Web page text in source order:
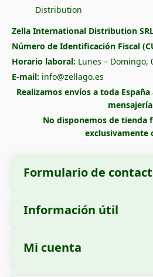
Zella International Distribution
Número de Identificación Fiscal
Horario laboral: Lunes – Domingo,
E-mail: info@zellago.es
Realizamos envíos a toda
No disponemos de tienda
exclusivamente
Formulario de
Razón social:
SRL
Información útil
Cómo realizar un pedido
Mi cuenta
Mis pedidos